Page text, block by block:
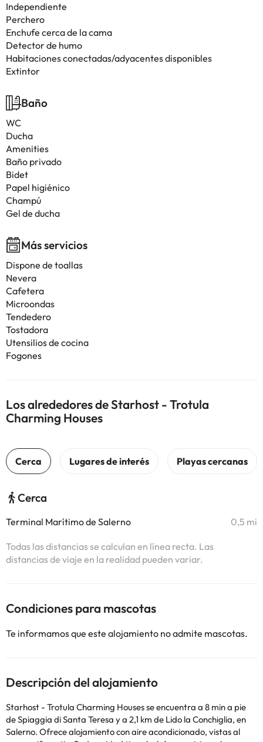
Independiente
Perchero
Enchufe cerca de la cama
Detector de humo
Habitaciones conectadas/adyacentes disponibles
Extintor
Baño
WC
Ducha
Amenities
Baño privado
Bidet
Papel higiénico
Champú
Gel de ducha
Más servicios
Dispone de toallas
Nevera
Cafetera
Microondas
Tendedero
Tostadora
Utensilios de cocina
Fogones
Los alrededores de Starhost - Trotula
Charming Houses
Cerca
Terminal Marítimo de Salerno 0,5 mi
Todas las distancias se calculan en línea recta. Las
distancias de viaje en la realidad pueden variar.
Condiciones para mascotas
Te informamos que este alojamiento no admite mascotas.
Descripción del alojamiento
Starhost - Trotula Charming Houses se encuentra a 8 min a pie
de Spiaggia di Santa Teresa y a 2,1 km de Lido la Conchiglia, en
Salerno. Ofrece alojamiento con aire acondicionado, vistas al